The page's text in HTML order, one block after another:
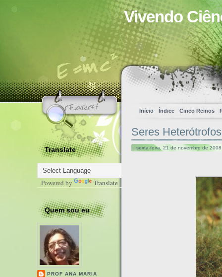
Vivendo
Início Índice Cinco Reinos
Translate
Powered by Translate
Quem sou eu
PROF ANA MARIA
Seres Heterótrofos
sexta-feira, 21 de novembro de